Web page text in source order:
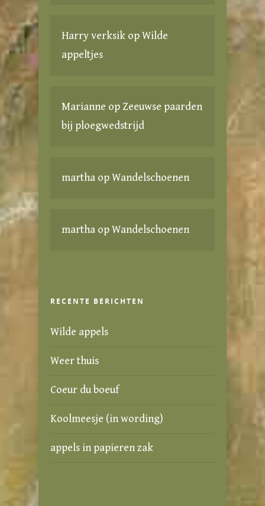
Harry verksik opWilde
appeltjes
Marianne opZeeuwse paarden
bij ploegwedstrijd
martha opWandelschoenen
martha opWandelschoenen
RECENTE BERICHTEN
Wilde appels
Weer thuis
Coeur du boeuf
Koolmeesje (in wording)
appels in papieren zak